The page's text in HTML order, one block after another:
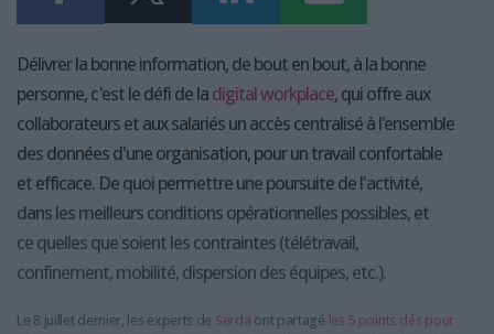
Délivrer la bonne information, de bout en bout, à la bonne
personne, c'est le défi de la digital workplace, qui offre aux
collaborateurs et aux salariés un accès centralisé à l'ensemble
des données d'une organisation, pour un travail confortable
et efficace. De quoi permettre une poursuite de l'activité,
dans les meilleurs conditions opérationnelles possibles, et
ce quelles que soient les contraintes (télétravail,
confinement, mobilité, dispersion des équipes, etc.).
Le 8 juillet dernier, les experts de Serda ont partagé les 5 points clés pour